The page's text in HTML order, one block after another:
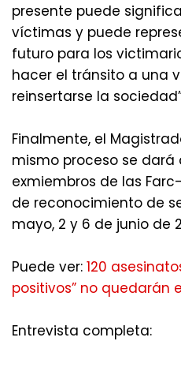
presente puede
víctimas y puede
futuro para los
hacer el tránsito a una
reinsertarse la
Finalmente, el
mismo proceso se dará
exmiembros de las
de reconocimiento de
mayo, 2 y 6 de junio de
Puede ver: 120
positivos” no quedarán
Entrevista completa: